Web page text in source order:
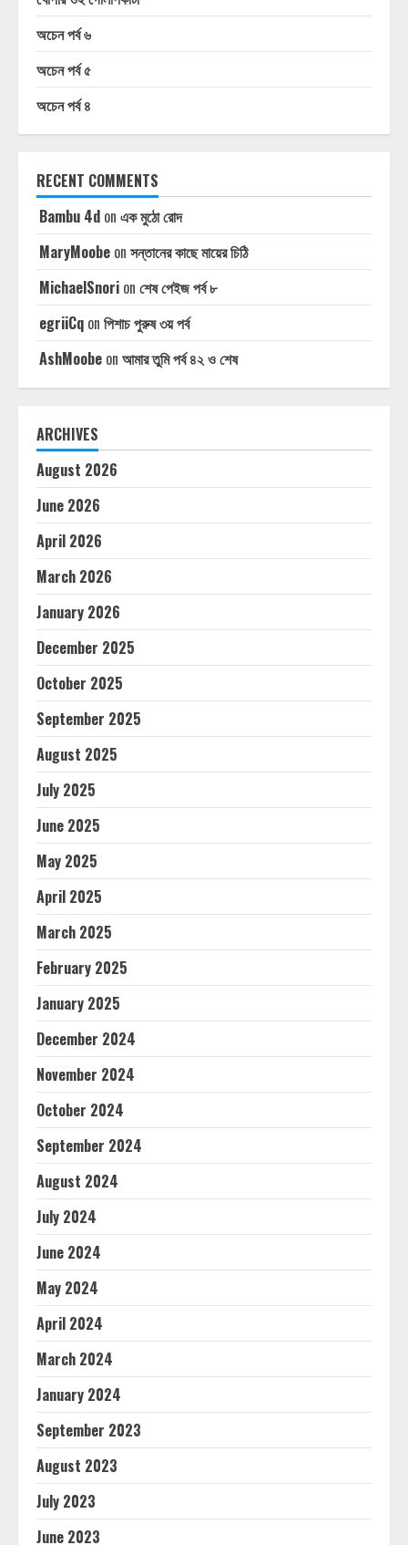
অচেন পর্ব ৬
অচেন পর্ব ৫
অচেন পর্ব ৪
RECENT COMMENTS
Bambu 4d on এক মুঠো রোদ
MaryMoobe on সন্তানের কাছে মায়ের চিঠি
MichaelSnori on শেষ পেইজ পর্ব ৮
egriiCq on পিশাচ পুরুষ ৩য় পর্ব
AshMoobe on আমার তুমি পর্ব ৪২ ও শেষ
ARCHIVES
August 2026
June 2026
April 2026
March 2026
January 2026
December 2025
October 2025
September 2025
August 2025
July 2025
June 2025
May 2025
April 2025
March 2025
February 2025
January 2025
December 2024
November 2024
October 2024
September 2024
August 2024
July 2024
June 2024
May 2024
April 2024
March 2024
January 2024
September 2023
August 2023
July 2023
June 2023